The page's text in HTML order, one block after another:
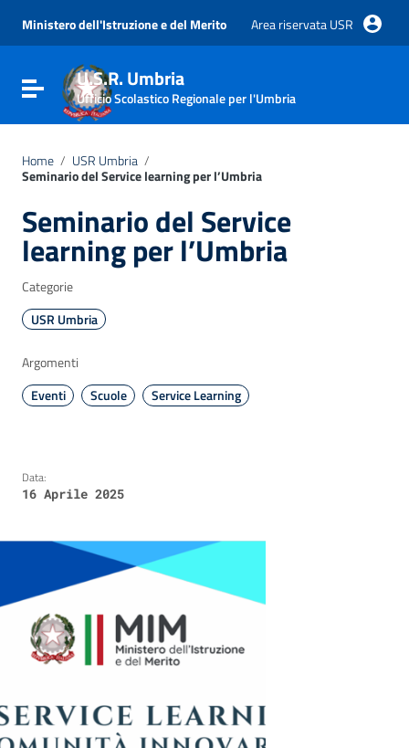
Vai al menu di navigazione
Vai al footer
Ministero dell'Istruzione e del Merito Area riservata USR
Attiva / disattiva la navigazione
U.S.R. Umbria
Ufficio Scolastico Regionale per l'Umbria
Home / USR Umbria /
Seminario del Service learning per l’Umbria
Seminario del Service
learning per l’Umbria
Categorie
USR Umbria
Argomenti
Eventi
Scuole Service Learning
Data:
16 Aprile 2025